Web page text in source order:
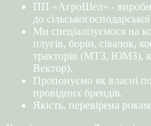
ПП «АгроШел» -
до
Ми спеціалізуємося на
плугів, борін, сівалок,
тракторів (МТЗ, ЮМЗ),
Вектор).
Пропонуємо як власні
провідних брендів.
Якість, перевірена